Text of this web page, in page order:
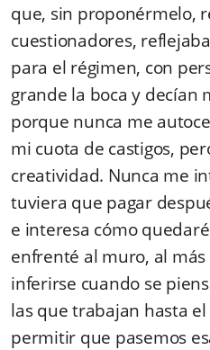
que, sin proponérmelo,
cuestionadores,
para el régimen, con
grande la boca y decían
porque nunca me
mi cuota de castigos,
creatividad. Nunca me
tuviera que pagar
e interesa cómo
enfrenté al muro, al
inferirse cuando se
las que trabajan hasta
permitir que pasemos